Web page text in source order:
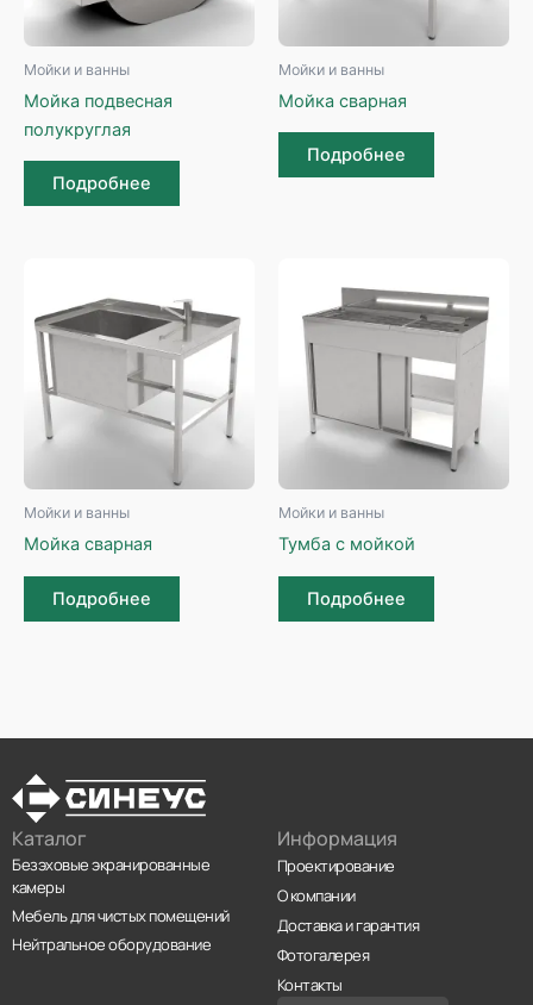
Мойки и ванны
Мойка подвесная
полукруглая
Подробнее
Мойки и ванны
Мойка сварная
Подробнее
Мойки и ванны
Мойка сварная
Подробнее
Мойки и ванны
Тумба с мойкой
Подробнее
Каталог
Безэховые экранированные
камеры
Мебель для чистых помещений
Нейтральное оборудование
Информация
Проектирование
О компании
Доставка и гарантия
Фотогалерея
Контакты